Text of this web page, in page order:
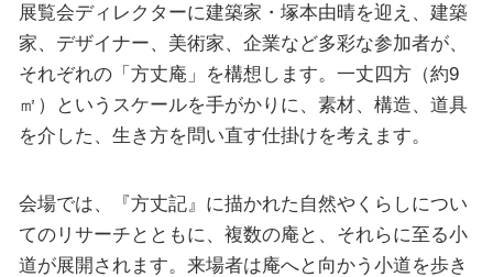
展覧会ディレクターに建築家・塚本由晴を迎え、建築
家、デザイナー、美術家、企業など多彩な参加者が、
それぞれの「方丈庵」を構想します。一丈四方（約9
㎡）というスケールを手がかりに、素材、構造、道具
を介した、生き方を問い直す仕掛けを考えます。
会場では、『方丈記』に描かれた自然やくらしについ
てのリサーチとともに、複数の庵と、それらに至る小
道が展開されます。来場者は庵へと向かう小道を歩き